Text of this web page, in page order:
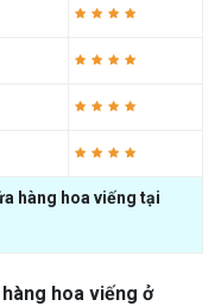
hàng hoa viếng tại
hoa viếng ở